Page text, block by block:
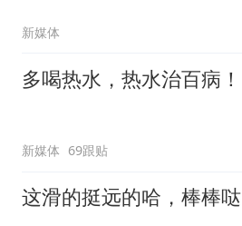
新媒体
多喝热水，热水治百病！
新媒体 69跟贴
这滑的挺远的哈，棒棒哒